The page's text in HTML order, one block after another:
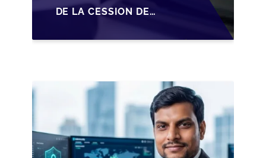
DE LA CESSION DE
LES DIRIGEANTS DE